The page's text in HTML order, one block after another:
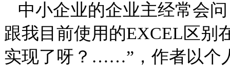
中小企业的企业主经常会
跟我目前使用的EXCEL区别
实现了呀？……”，作者以个